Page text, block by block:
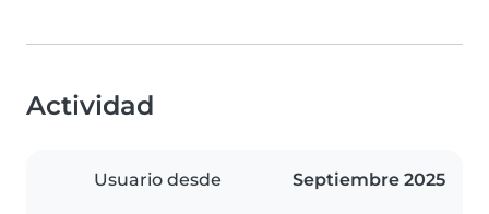
Actividad
Usuario desde Septiembre 2025